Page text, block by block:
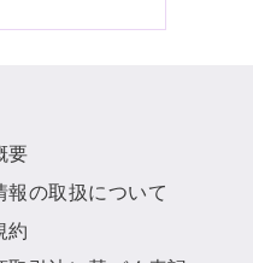
要
報の取扱について
約